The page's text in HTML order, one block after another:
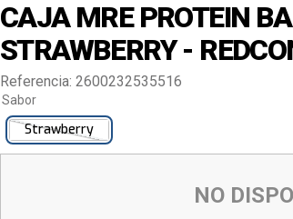
CAJA MRE PROTEIN
STRAWBERRY -
Referencia: 2600232535516
Sabor
Strawberry
NO